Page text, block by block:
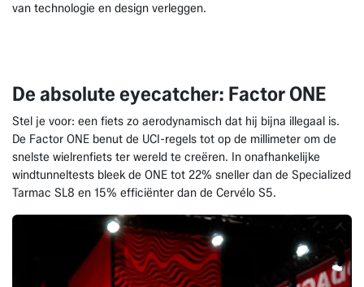
van technologie en design verleggen.
De absolute eyecatcher: Factor ONE
Stel je voor: een fiets zo aerodynamisch dat hij bijna illegaal is.
De Factor ONE benut de UCI-regels tot op de millimeter om de
snelste wielrenfiets ter wereld te creëren. In onafhankelijke
windtunneltests bleek de ONE tot 22% sneller dan de Specialized
Tarmac SL8 en 15% efficiënter dan de Cervélo S5.